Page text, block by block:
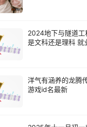
2024地下与隧道工
是文科还是理科 就
洋气有涵养的龙腾
游戏id名最新